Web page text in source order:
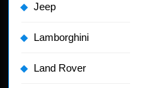
Jeep
Lamborghini
Land Rover